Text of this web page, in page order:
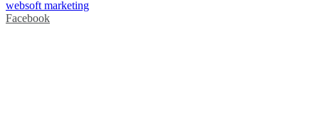
websoft marketing
Facebook